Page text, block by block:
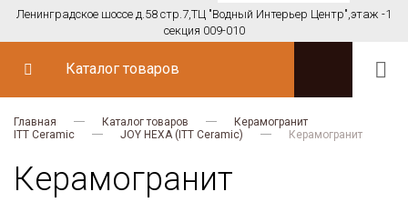
Ленинградское шоссе д.58 стр.7,ТЦ "Водный Интерьер Центр",этаж -1
секция 009-010
Каталог товаров
Главная Каталог товаров
Керамогранит
ITT Ceramic
JOY HEXA (ITT Ceramic) Керамогранит
Керамогранит